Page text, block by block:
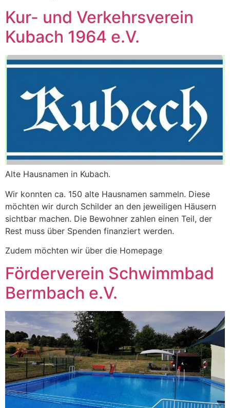
Kur- und Verkehrsverein
Kubach 1964 e.V.
Alte Hausnamen in Kubach.
Wir konnten ca. 150 alte Hausnamen sammeln. Diese
möchten wir durch Schilder an den jeweiligen Häusern
sichtbar machen. Die Bewohner zahlen einen Teil, der
Rest muss über Spenden finanziert werden.
Zudem möchten wir über die Homepage
Förderverein Schwimmbad
Bermbach e.V.